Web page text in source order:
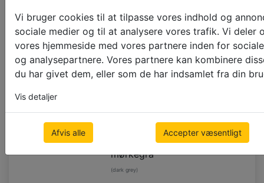
Vi bruger cookies til at tilpasse vores indhold og
sociale medier og til at analysere vores trafik. Vi deler
vores hjemmeside med vores partnere inden for
og analysepartnere. Vores partnere kan kombinere
du har givet dem, eller som de har indsamlet fra din
Vis detaljer
Afvis alle Accepter væsentligt
gråbrun valnød
(walnut)
kaffe kakao
(cacao)
brun
(brown)
lysegrå
(light grey)
staining hazard
mørkegrå
(dark grey)